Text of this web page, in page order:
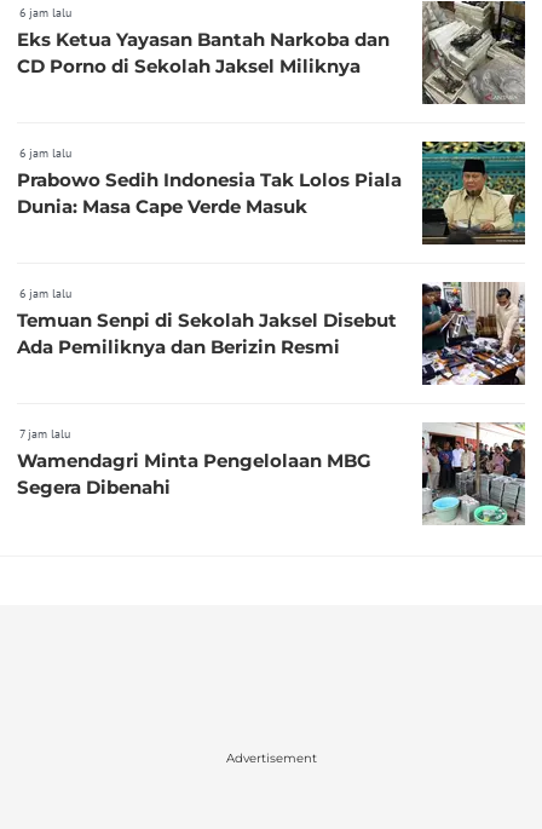
6 jam lalu
Eks Ketua Yayasan Bantah Narkoba dan
CD Porno di Sekolah Jaksel Miliknya
6 jam lalu
Prabowo Sedih Indonesia Tak Lolos Piala
Dunia: Masa Cape Verde Masuk
6 jam lalu
Temuan Senpi di Sekolah Jaksel Disebut
Ada Pemiliknya dan Berizin Resmi
7 jam lalu
Wamendagri Minta Pengelolaan MBG
Segera Dibenahi
Advertisement